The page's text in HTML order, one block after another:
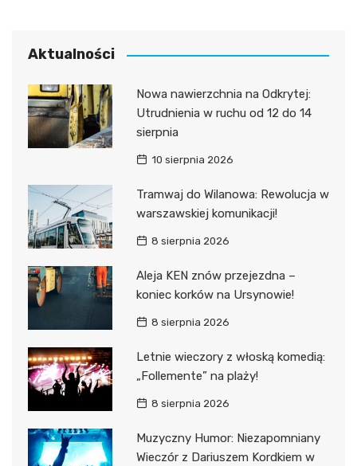
Aktualności
Nowa nawierzchnia na Odkrytej:
Utrudnienia w ruchu od 12 do 14
sierpnia
10 sierpnia 2026
Tramwaj do Wilanowa: Rewolucja w
warszawskiej komunikacji!
8 sierpnia 2026
Aleja KEN znów przejezdna –
koniec korków na Ursynowie!
8 sierpnia 2026
Letnie wieczory z włoską komedią:
„Follemente” na plaży!
8 sierpnia 2026
Muzyczny Humor: Niezapomniany
Wieczór z Dariuszem Kordkiem w